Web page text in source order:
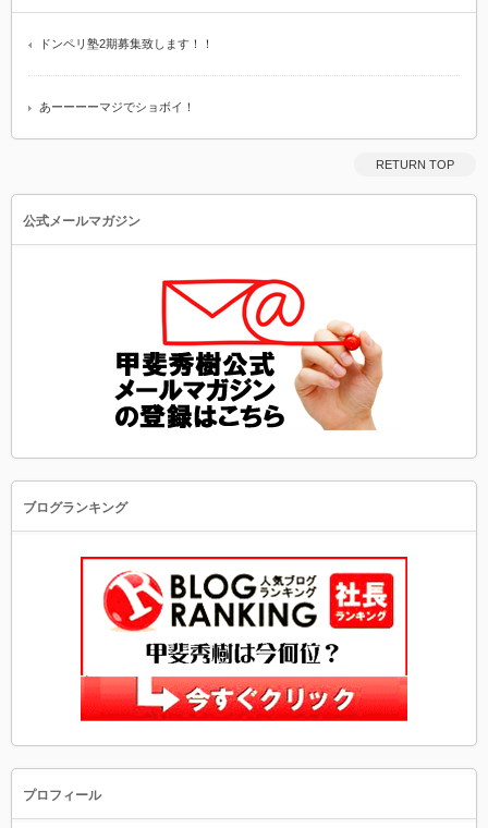
ドンペリ塾2期募集致します！！
あーーーーマジでショボイ！
RETURN TOP
公式メールマガジン
ブログランキング
プロフィール